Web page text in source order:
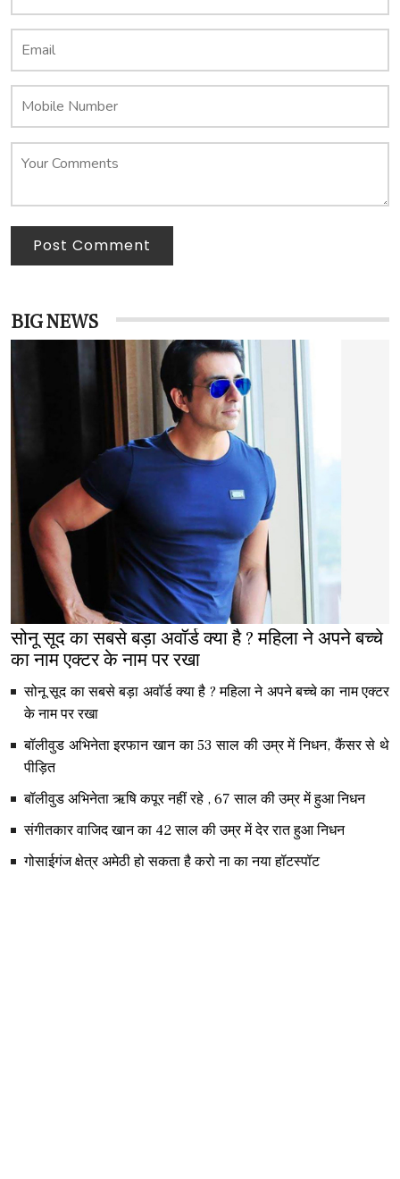
Post Comment
BIG NEWS
सोनू सूद का सबसे बड़ा अवॉर्ड क्या है ? महिला ने अपने बच्चे
का नाम एक्टर के नाम पर रखा
सोनू सूद का सबसे बड़ा अवॉर्ड क्या है ? महिला ने अपने बच्चे का नाम एक्टर
के नाम पर रखा
बॉलीवुड अभिनेता इरफान खान का 53 साल की उम्र में निधन, कैंसर से थे
पीड़ित
बॉलीवुड अभिनेता ऋषि कपूर नहीं रहे , 67 साल की उम्र में हुआ निधन
संगीतकार वाजिद खान का 42 साल की उम्र में देर रात हुआ निधन
गोसाईगंज क्षेत्र अमेठी हो सकता है करो ना का नया हॉटस्पॉट